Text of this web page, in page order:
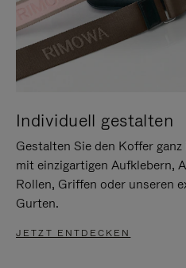
Individuell gestalten
Gestalten Sie den Koffer
mit einzigartigen Aufklebern,
Rollen, Griffen oder unseren
Gurten.
JETZT ENTDECKEN